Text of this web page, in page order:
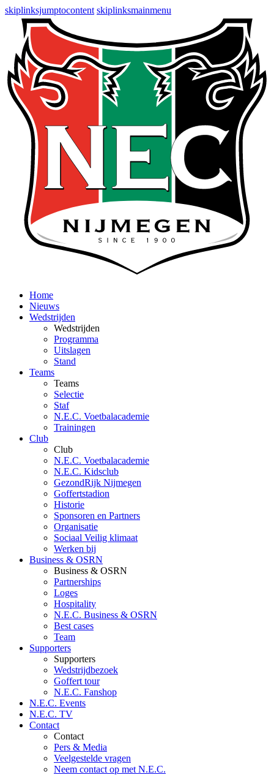
skiplinksjumptocontent skiplinksmainmenu
Home
Nieuws
Wedstrijden
Wedstrijden
Programma
Uitslagen
Stand
Teams
Teams
Selectie
Staf
N.E.C. Voetbalacademie
Trainingen
Club
Club
N.E.C. Voetbalacademie
N.E.C. Kidsclub
GezondRijk Nijmegen
Goffertstadion
Historie
Sponsoren en Partners
Organisatie
Sociaal Veilig klimaat
Werken bij
Business & OSRN
Business & OSRN
Partnerships
Loges
Hospitality
N.E.C. Business & OSRN
Best cases
Team
Supporters
Supporters
Wedstrijdbezoek
Goffert tour
N.E.C. Fanshop
N.E.C. Events
N.E.C. TV
Contact
Contact
Pers & Media
Veelgestelde vragen
Neem contact op met N.E.C.